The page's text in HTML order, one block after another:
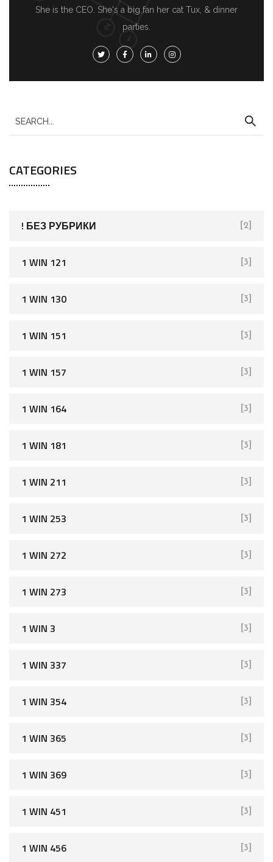
She is the CEO. She's a big fan her cat Tux, & dinner
parties.
e
r
c
CATEGORIES
! БЕЗ РУБРИКИ [2]
1 WIN 121 [3]
1 WIN 130 [3]
1 WIN 151 [3]
1 WIN 157 [3]
1 WIN 164 [3]
1 WIN 181 [3]
1 WIN 211 [3]
1 WIN 253 [3]
1 WIN 272 [3]
1 WIN 273 [3]
1 WIN 3 [3]
1 WIN 337 [3]
1 WIN 354 [3]
1 WIN 365 [3]
1 WIN 369 [3]
1 WIN 451 [3]
1 WIN 456 [3]